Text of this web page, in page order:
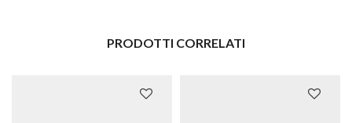
PRODOTTI CORRELATI